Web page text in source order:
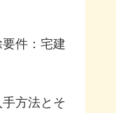
件：宅建
方法とそ